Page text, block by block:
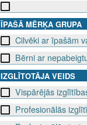
ĪPAŠĀ MĒRĶA GRUPA
Cilvēki ar īpašām
Bērni ar
IZGLĪTOTĀJA VEIDS
Vispārējās
Profesionālās